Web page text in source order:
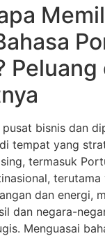
Peluang
bisnis dan
tempat yang
termasuk
dan energi,
dan negara-
Menguasai